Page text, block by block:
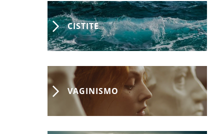
CISTITE
VAGINISMO